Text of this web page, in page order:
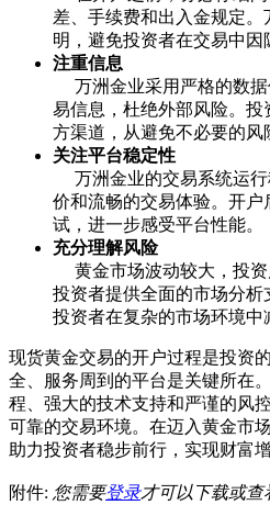
差、手续费和出入金规定
明，避免投资者在交易中因
注重信息
万洲金业采用严格的数
易信息，杜绝外部风险。
方渠道，从避免不必要的风
关注平台稳定性
万洲金业的交易系统运
价和流畅的交易体验。开户
试，进一步感受平台性能。
充分理解风险
黄金市场波动较大，投
投资者提供全面的市场分
投资者在复杂的市场环境中
现货黄金交易的开户过程是投资
全、服务周到的平台是关键所在
程、强大的技术支持和严谨的风
可靠的交易环境。在迈入黄金市
助力投资者稳步前行，实现财富增
附件: 您需要登录才可以下载或查